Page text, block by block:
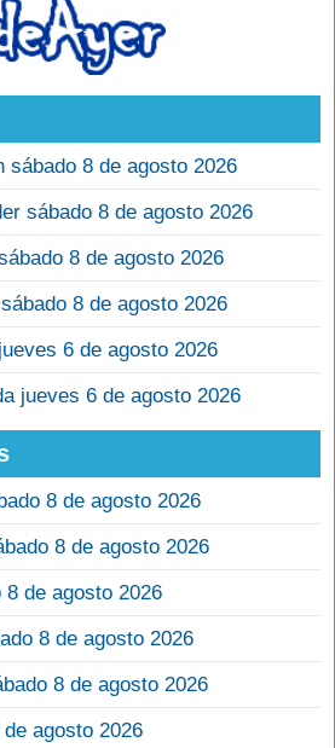
sábado 8 de agosto 2026
sábado 8 de agosto 2026
8 de agosto 2026
8 de agosto 2026
6 de agosto 2026
jueves 6 de agosto 2026
8 de agosto 2026
8 de agosto 2026
de agosto 2026
8 de agosto 2026
8 de agosto 2026
agosto 2026